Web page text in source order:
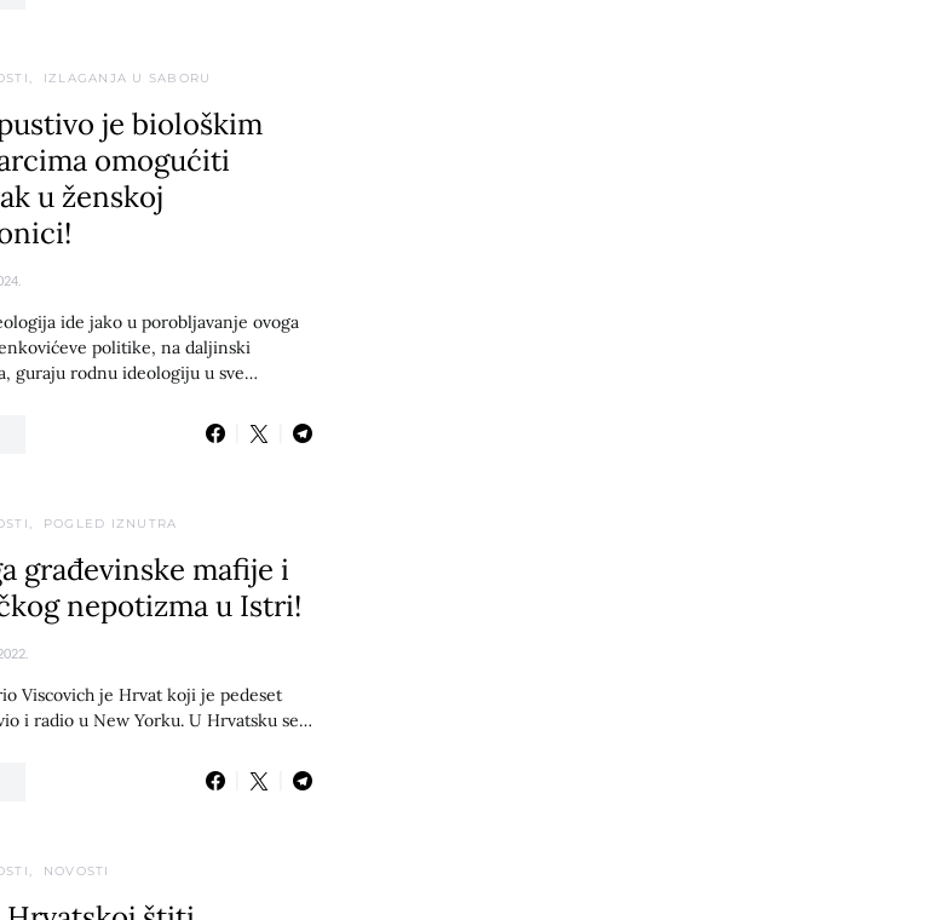
IZLAGANJA U SABORU
je biološkim
omogućiti
u ženskoj
ide jako u porobljavanje ovoga
politike, na daljinski
guraju rodnu ideologiju u sve…
POGLED IZNUTRA
građevinske mafije i
nepotizma u Istri!
Viscovich je Hrvat koji je pedeset
i radio u New Yorku. U Hrvatsku se…
NOVOSTI